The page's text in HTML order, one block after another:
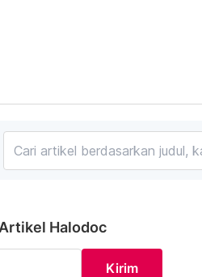
Halodoc
Kirim